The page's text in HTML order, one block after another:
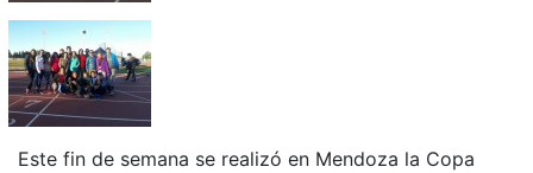
Este fin de semana se realizó en Mendoza la Copa